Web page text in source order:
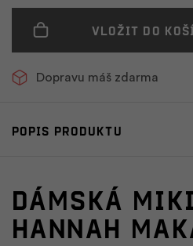
Vložit do
Dopravu máš zdarma
Popis produktu
Dámská
HANNAH